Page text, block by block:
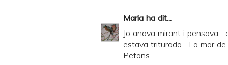
Maria ha dit...
Jo anava mirant i
estava triturada... La mar de
Petons